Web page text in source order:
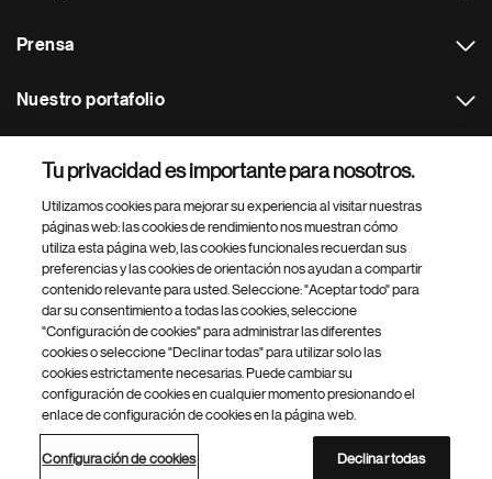
Prensa
Nuestro portafolio
Footer Site Search
inferior
del
© 2026 Novartis AG
Política de privacidad Términos de uso
Accesibilidad
Configuración de cookies
Mapa del sitio
Tu privacidad es importante para nosotros.
Utilizamos cookies para mejorar su experiencia al visitar nuestras
páginas web: las cookies de rendimiento nos muestran cómo
utiliza esta página web, las cookies funcionales recuerdan sus
preferencias y las cookies de orientación nos ayudan a compartir
contenido relevante para usted. Seleccione: "Aceptar todo" para
dar su consentimiento a todas las cookies, seleccione
"Configuración de cookies" para administrar las diferentes
cookies o seleccione "Declinar todas" para utilizar solo las
cookies estrictamente necesarias. Puede cambiar su
configuración de cookies en cualquier momento presionando el
enlace de configuración de cookies en la página web.
Configuración de cookies Declinar todas